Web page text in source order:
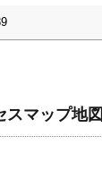
スマップ地図